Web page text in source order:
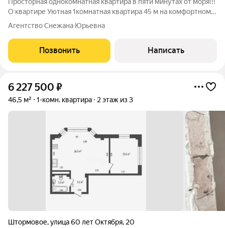
О квартире Уютная 1комнатная квартира 45 м на комфортном
2/5 этаже. Высокие потолки 3 м создают ощущение
пространства, окна смотрят во двор тихо и зелено . Идеальный
вариант для жизни или
Агентство Снежана Юрьевна
Позвонить Написать
6 227 500 ₽
46,5 м² 1-комн. квартира 2 этаж из 3
Штормовое,улица 60 лет Октября, 20